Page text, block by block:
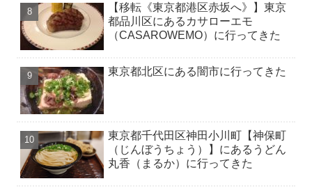
【移転《東京都港区赤坂へ》】東京
都品川区にあるカサローエモ
（CASAROWEMO）に行ってきた
東京都北区にある闇市に行ってきた
東京都千代田区神田小川町【神保町
（じんぼうちょう）】にあるうどん
丸香（まるか）に行ってきた